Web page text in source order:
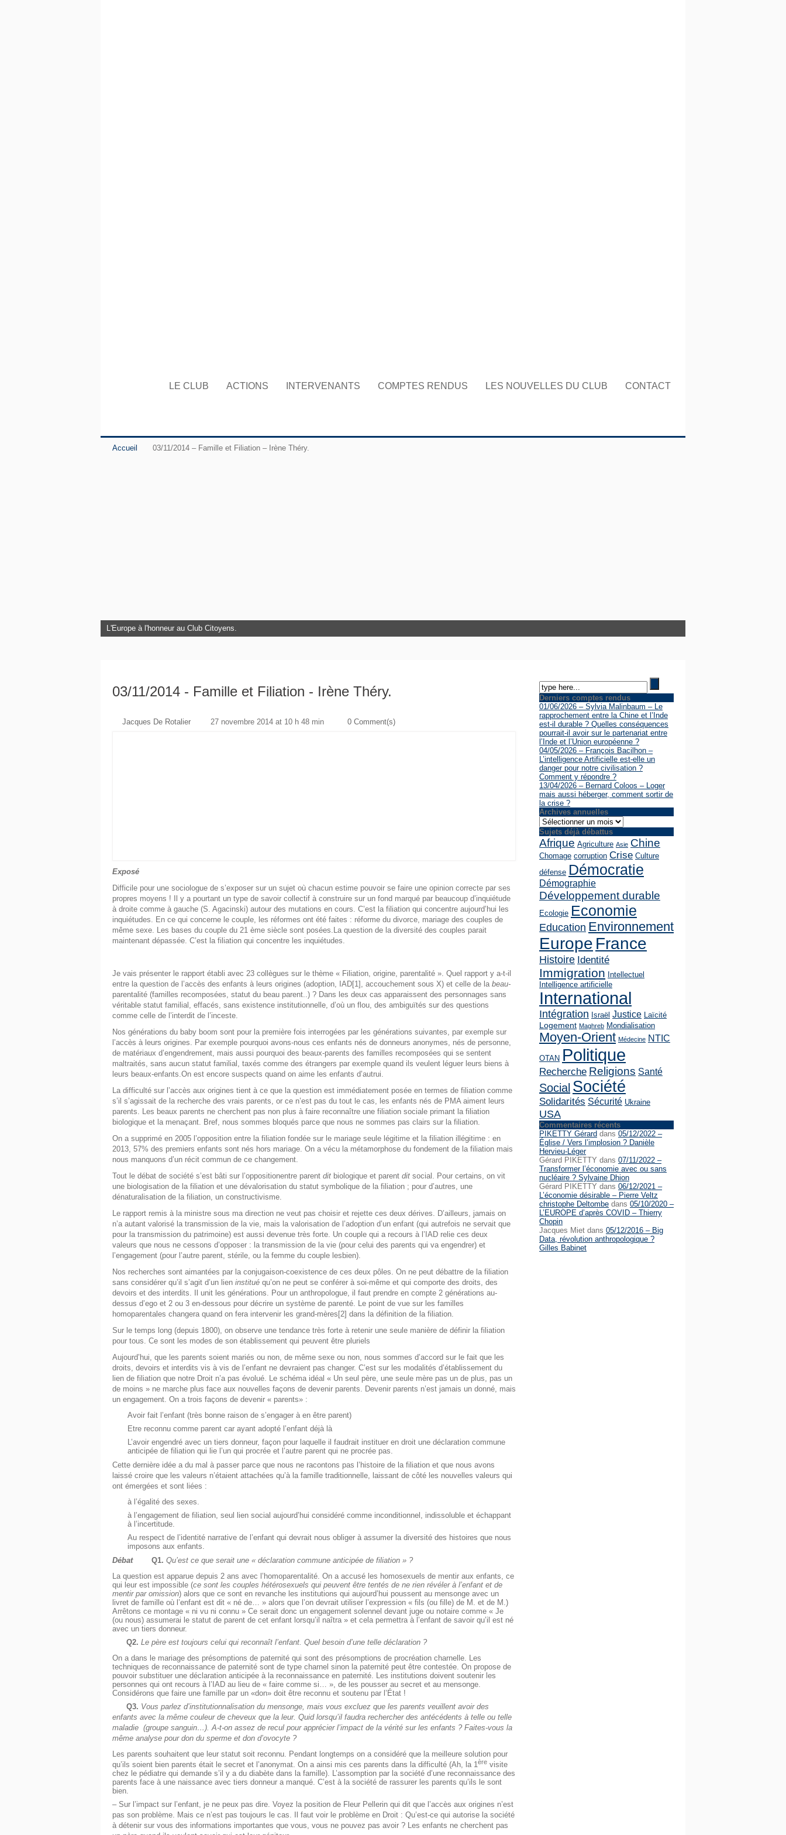
LE CLUB ACTIONS INTERVENANTS COMPTES RENDUS LES NOUVELLES DU CLUB CONTACT
Accueil 03/11/2014 – Famille et Filiation – Irène Théry.
L'Europe à l'honneur au Club Citoyens.
Derniers comptes rendus
01/06/2026 – Sylvia Malinbaum – Le
rapprochement entre la Chine et l’Inde
est-il durable ? Quelles conséquences
pourrait-il avoir sur le partenariat entre
l’Inde et l’Union européenne ?
04/05/2026 – François Bacilhon –
L’intelligence Artificielle est-elle un
danger pour notre civilisation ?
Comment y répondre ?
13/04/2026 – Bernard Coloos – Loger
mais aussi héberger, comment sortir de
la crise ?
Archives annuelles
Archives
annuelles
Sujets déjà débattus
Afrique Agriculture Asie Chine
Chomage corruption Crise Culture
défense Démocratie
Démographie
Développement durable
Ecologie Economie
Education Environnement
Europe France
Histoire Identité
Immigration Intellectuel
Intelligence artificielle
International
Intégration Israël Justice Laïcité
Logement Maghreb Mondialisation
Moyen-Orient Médecine NTIC
OTAN Politique
Recherche Religions Santé
Social Société
Solidarités Sécurité Ukraine
USA
Commentaires récents
PIKETTY Gérard dans 05/12/2022 –
Église / Vers l’implosion ? Danièle
Hervieu-Léger
Gérard PIKETTY dans 07/11/2022 –
Transformer l’économie avec ou sans
nucléaire ? Sylvaine Dhion
Gérard PIKETTY dans 06/12/2021 –
L’économie désirable – Pierre Veltz
christophe Deltombe dans 05/10/2020 –
L’EUROPE d’après COVID – Thierry
Chopin
Jacques Miet dans 05/12/2016 – Big
Data, révolution anthropologique ?
Gilles Babinet
03/11/2014 - Famille et Filiation - Irène Théry.
Jacques De Rotalier 27 novembre 2014 at 10 h 48 min 0 Comment(s)
Exposé
Difficile pour une sociologue de s’exposer sur un sujet où chacun estime pouvoir se faire une opinion correcte par ses
propres moyens ! Il y a pourtant un type de savoir collectif à construire sur un fond marqué par beaucoup d’inquiétude
à droite comme à gauche (S. Agacinski) autour des mutations en cours. C’est la filiation qui concentre aujourd’hui les
inquiétudes. En ce qui concerne le couple, les réformes ont été faites : réforme du divorce, mariage des couples de
même sexe. Les bases du couple du 21 ème siècle sont posées.La question de la diversité des couples parait
maintenant dépassée. C’est la filiation qui concentre les inquiétudes.
Je vais présenter le rapport établi avec 23 collègues sur le thème « Filiation, origine, parentalité ». Quel rapport y a-t-il
entre la question de l’accès des enfants à leurs origines (adoption, IAD[1], accouchement sous X) et celle de la beau-
parentalité (familles recomposées, statut du beau parent..) ? Dans les deux cas apparaissent des personnages sans
véritable statut familial, effacés, sans existence institutionnelle, d’où un flou, des ambiguïtés sur des questions
comme celle de l’interdit de l’inceste.
Nos générations du baby boom sont pour la première fois interrogées par les générations suivantes, par exemple sur
l’accès à leurs origines. Par exemple pourquoi avons-nous ces enfants nés de donneurs anonymes, nés de personne,
de matériaux d’engendrement, mais aussi pourquoi des beaux-parents des familles recomposées qui se sentent
maltraités, sans aucun statut familial, taxés comme des étrangers par exemple quand ils veulent léguer leurs biens à
leurs beaux-enfants.On est encore suspects quand on aime les enfants d’autrui.
La difficulté sur l’accès aux origines tient à ce que la question est immédiatement posée en termes de filiation comme
s’il s’agissait de la recherche des vrais parents, or ce n’est pas du tout le cas, les enfants nés de PMA aiment leurs
parents. Les beaux parents ne cherchent pas non plus à faire reconnaître une filiation sociale primant la filiation
biologique et la menaçant. Bref, nous sommes bloqués parce que nous ne sommes pas clairs sur la filiation.
On a supprimé en 2005 l’opposition entre la filiation fondée sur le mariage seule légitime et la filiation illégitime : en
2013, 57% des premiers enfants sont nés hors mariage. On a vécu la métamorphose du fondement de la filiation mais
nous manquons d’un récit commun de ce changement.
Tout le débat de société s’est bâti sur l’oppositionentre parent dit biologique et parent dit social. Pour certains, on vit
une biologisation de la filiation et une dévalorisation du statut symbolique de la filiation ; pour d’autres, une
dénaturalisation de la filiation, un constructivisme.
Le rapport remis à la ministre sous ma direction ne veut pas choisir et rejette ces deux dérives. D’ailleurs, jamais on
n’a autant valorisé la transmission de la vie, mais la valorisation de l’adoption d’un enfant (qui autrefois ne servait que
pour la transmission du patrimoine) est aussi devenue très forte. Un couple qui a recours à l’IAD relie ces deux
valeurs que nous ne cessons d’opposer : la transmission de la vie (pour celui des parents qui va engendrer) et
l’engagement (pour l’autre parent, stérile, ou la femme du couple lesbien).
Nos recherches sont aimantées par la conjugaison-coexistence de ces deux pôles. On ne peut débattre de la filiation
sans considérer qu’il s’agit d’un lien institué qu’on ne peut se conférer à soi-même et qui comporte des droits, des
devoirs et des interdits. Il unit les générations. Pour un anthropologue, il faut prendre en compte 2 générations au-
dessus d’ego et 2 ou 3 en-dessous pour décrire un système de parenté. Le point de vue sur les familles
homoparentales changera quand on fera intervenir les grand-mères[2] dans la définition de la filiation.
Sur le temps long (depuis 1800), on observe une tendance très forte à retenir une seule manière de définir la filiation
pour tous. Ce sont les modes de son établissement qui peuvent être pluriels
Aujourd’hui, que les parents soient mariés ou non, de même sexe ou non, nous sommes d’accord sur le fait que les
droits, devoirs et interdits vis à vis de l’enfant ne devraient pas changer. C’est sur les modalités d’établissement du
lien de filiation que notre Droit n’a pas évolué. Le schéma idéal « Un seul père, une seule mère pas un de plus, pas un
de moins » ne marche plus face aux nouvelles façons de devenir parents. Devenir parents n’est jamais un donné, mais
un engagement. On a trois façons de devenir « parents» :
Avoir fait l’enfant (très bonne raison de s’engager à en être parent)
Etre reconnu comme parent car ayant adopté l’enfant déjà là
L’avoir engendré avec un tiers donneur, façon pour laquelle il faudrait instituer en droit une déclaration commune
anticipée de filiation qui lie l’un qui procrée et l’autre parent qui ne procrée pas.
Cette dernière idée a du mal à passer parce que nous ne racontons pas l’histoire de la filiation et que nous avons
laissé croire que les valeurs n’étaient attachées qu’à la famille traditionnelle, laissant de côté les nouvelles valeurs qui
ont émergées et sont liées :
à l’égalité des sexes.
à l’engagement de filiation, seul lien social aujourd’hui considéré comme inconditionnel, indissoluble et échappant
à l’incertitude.
Au respect de l’identité narrative de l’enfant qui devrait nous obliger à assumer la diversité des histoires que nous
imposons aux enfants.
DébatQ1. Qu’est ce que serait une « déclaration commune anticipée de filiation » ?
La question est apparue depuis 2 ans avec l’homoparentalité. On a accusé les homosexuels de mentir aux enfants, ce
qui leur est impossible (ce sont les couples hétérosexuels qui peuvent être tentés de ne rien révéler à l’enfant et de
mentir par omission) alors que ce sont en revanche les institutions qui aujourd’hui poussent au mensonge avec un
livret de famille où l’enfant est dit « né de… » alors que l’on devrait utiliser l’expression « fils (ou fille) de M. et de M.)
Arrêtons ce montage « ni vu ni connu » Ce serait donc un engagement solennel devant juge ou notaire comme « Je
(ou nous) assumerai le statut de parent de cet enfant lorsqu’il naîtra » et cela permettra à l’enfant de savoir qu’il est né
avec un tiers donneur.
Q2. Le père est toujours celui qui reconnaît l’enfant. Quel besoin d’une telle déclaration ?
On a dans le mariage des présomptions de paternité qui sont des présomptions de procréation charnelle. Les
techniques de reconnaissance de paternité sont de type charnel sinon la paternité peut être contestée. On propose de
pouvoir substituer une déclaration anticipée à la reconnaissance en paternité. Les institutions doivent soutenir les
personnes qui ont recours à l’IAD au lieu de « faire comme si… », de les pousser au secret et au mensonge.
Considérons que faire une famille par un «don» doit être reconnu et soutenu par l’État !
Q3. Vous parlez d’institutionnalisation du mensonge, mais vous excluez que les parents veuillent avoir des
enfants avec la même couleur de cheveux que la leur. Quid lorsqu’il faudra rechercher des antécédents à telle ou telle
maladie (groupe sanguin…). A-t-on assez de recul pour apprécier l’impact de la vérité sur les enfants ? Faites-vous la
même analyse pour don du sperme et don d’ovocyte ?
Les parents souhaitent que leur statut soit reconnu. Pendant longtemps on a considéré que la meilleure solution pour
qu’ils soient bien parents était le secret et l’anonymat. On a ainsi mis ces parents dans la difficulté (Ah, la 1ère visite
chez le pédiatre qui demande s’il y a du diabète dans la famille). L’assomption par la société d’une reconnaissance des
parents face à une naissance avec tiers donneur a manqué. C’est à la société de rassurer les parents qu’ils le sont
bien.
– Sur l’impact sur l’enfant, je ne peux pas dire. Voyez la position de Fleur Pellerin qui dit que l’accès aux origines n’est
pas son problème. Mais ce n’est pas toujours le cas. Il faut voir le problème en Droit : Qu’est-ce qui autorise la société
à détenir sur vous des informations importantes que vous, vous ne pouvez pas avoir ? Les enfants ne cherchent pas